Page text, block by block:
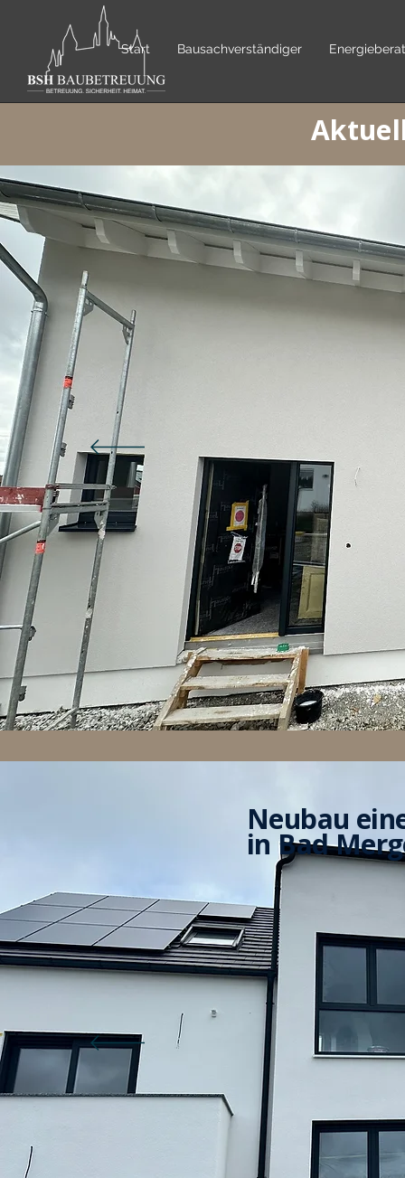
Start Bausachverständiger
Neubau
in Bad